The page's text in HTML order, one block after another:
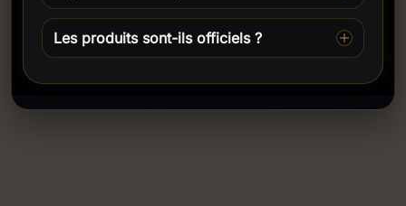
Les produits sont-ils officiels ?